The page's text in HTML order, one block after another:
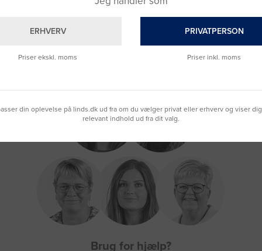
Brug for hjælp?
ERHVERV
Priser ekskl. moms
PRIVATPERSON
Priser inkl. moms
din oplevelse på linds.dk ud fra om du vælger privat eller erhverv og viser
relevant indhold ud fra dit valg.